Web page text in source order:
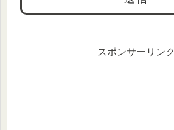
スポンサーリンク